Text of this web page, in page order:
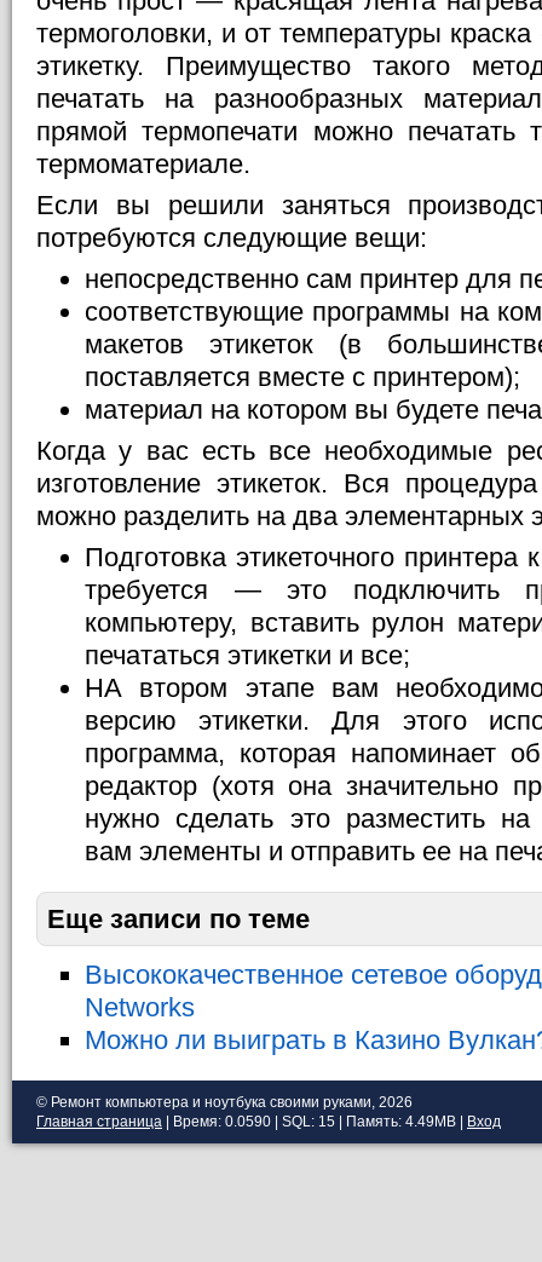
термоголовки, и от температуры
этикетку. Преимущество такого
печатать на разнообразных
прямой термопечати можно печатать
термоматериале.
Если вы решили заняться
потребуются следующие вещи:
непосредственно сам принтер для
соответствующие программы на
макетов этикеток (в
поставляется вместе с принтером);
материал на котором вы будете
Когда у вас есть все необходимые
изготовление этикеток. Вся
можно разделить на два элементарных
Подготовка этикеточного принтера
требуется — это подключить
компьютеру, вставить рулон
печататься этикетки и все;
НА втором этапе вам
версию этикетки. Для этого
программа, которая напоминает
редактор (хотя она значительно
нужно сделать это разместить на
вам элементы и отправить ее на
Еще записи по теме
Высококачественное сетевое
Networks
Можно ли выиграть в Казино
© Ремонт компьютера и ноутбука своими руками, 2026
Главная страница | Время: 0.0590 | SQL: 15 | Память: 4.49MB Вход